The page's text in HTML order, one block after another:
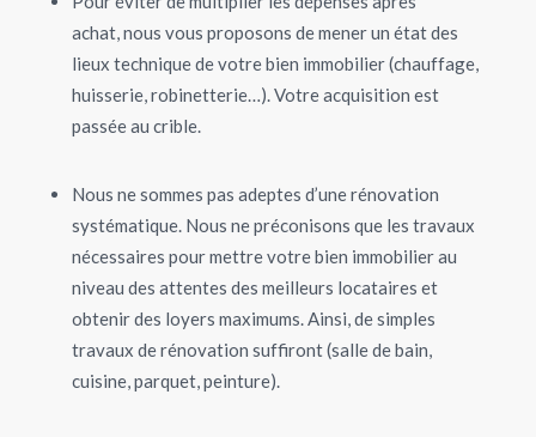
achat, nous vous proposons de mener un état des
lieux technique de votre bien immobilier (chauffage,
huisserie, robinetterie…). Votre acquisition est
passée au crible.
Nous ne sommes pas adeptes d’une rénovation
systématique. Nous ne préconisons que les travaux
nécessaires pour mettre votre bien immobilier au
niveau des attentes des meilleurs locataires et
obtenir des loyers maximums. Ainsi, de simples
travaux de rénovation suffiront (salle de bain,
cuisine, parquet, peinture).